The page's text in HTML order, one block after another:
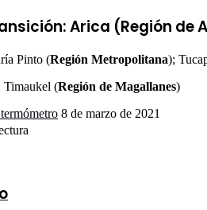
: Arica (Región de
Pinto (Región Metropolitana);
Timaukel (Región de Magallanes)
Send
8 de marzo de 2021